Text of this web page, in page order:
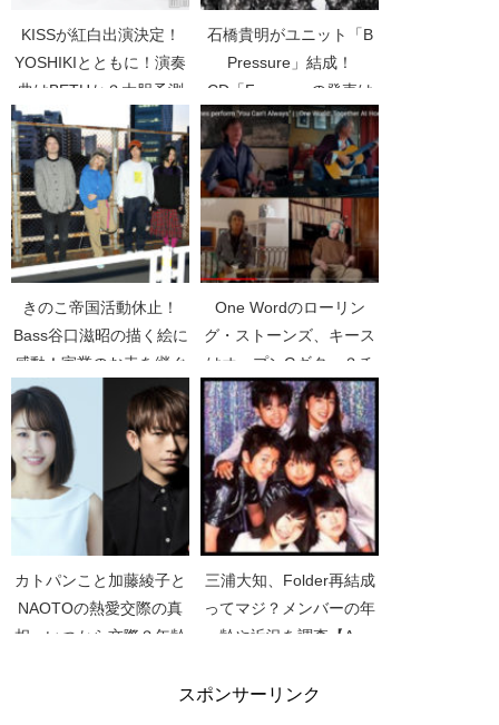
KISSが紅白出演決定！
YOSHIKIとともに！演奏
曲はBETHか？大胆予測
【キッス】【X JAPAN】
【紅白歌合戦】
石橋貴明がユニット「B
Pressure」結成！
CD「Freeze」の発売は
いつ？【とんねるず】
【野猿】
きのこ帝国活動休止！
Bass谷口滋昭の描く絵に
感動！家業のお寺を継ぐ
One Wordのローリン
グ・ストーンズ、キース
はオープンGギター？チ
ャーリーのエアドラムが
グッド【The Rolling
Stones】【ロックギター
読本】
カトパンこと加藤綾子と
NAOTOの熱愛交際の真
相。いつから交際？年齢
三浦大知、Folder再結成
ってマジ？メンバーの年
齢や近況を調査【A-
スポンサーリンク